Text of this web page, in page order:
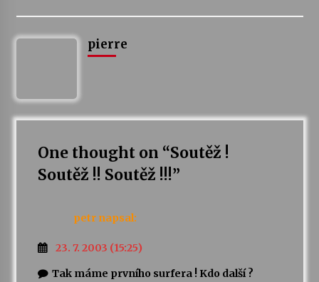
Želiv
30. 6. 2026
pierre
One thought on “Soutěž !
Soutěž !! Soutěž !!!”
petr napsal:
23. 7. 2003 (15:25)
Tak máme prvního surfera ! Kdo další ?